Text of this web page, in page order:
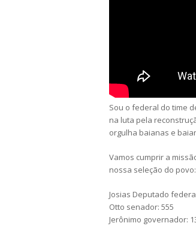
Sou o federal do time
na luta pela
orgulha baianas e
Vamos cumprir a
nossa seleção do povo:
Josias Deputado
Otto senador: 555
Jerônimo governador: